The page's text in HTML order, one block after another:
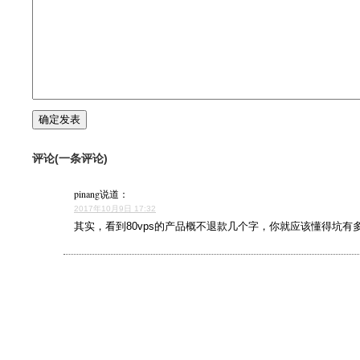
评论(一条评论)
pinang说道：
2017年10月9日 17:32
其实，看到80vps的产品概不退款几个字，你就应该懂得坑有